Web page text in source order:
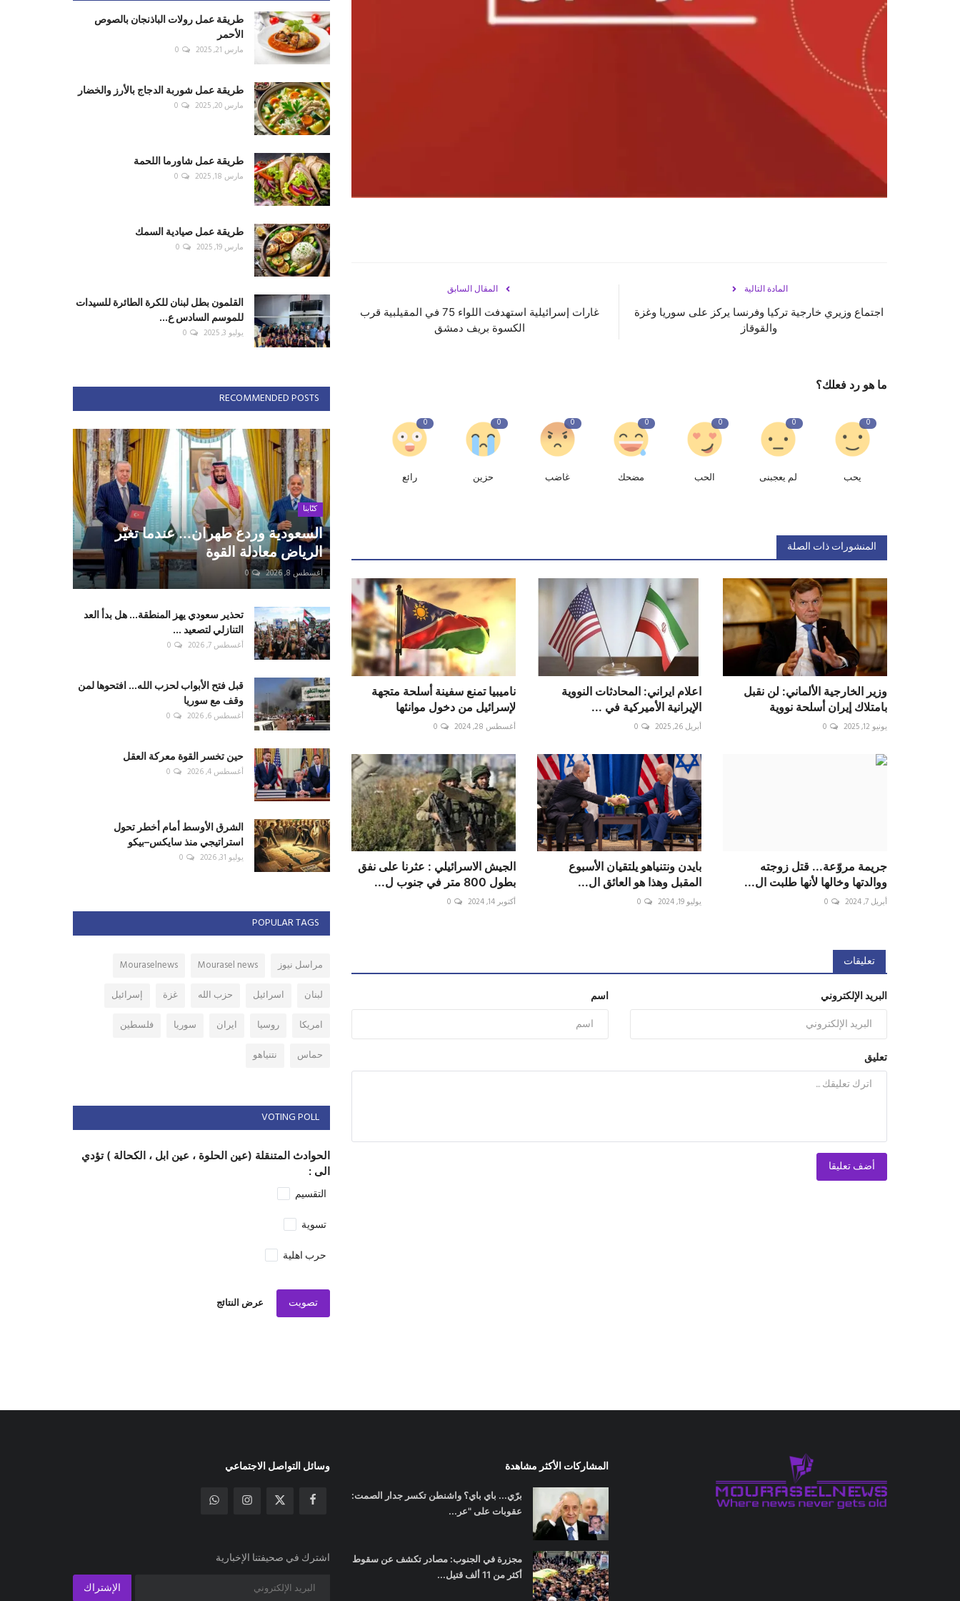
المقال السابق
غارات إسرائيلية استهدفت اللواء 75 في المقيلبية قرب
الكسوة بريف دمشق
المادة التالية
اجتماع وزيري خارجية تركيا وفرنسا يركز على سوريا وغزة
والقوقاز
ما هو رد فعلك؟
0
يحب
0
لم يعجبنى
0
الحب
0
مضحك
0
غاضب
0
حزين
0
رائع
المنشورات ذات الصلة
وزير الخارجية الألماني: لن نقبل
بامتلاك إيران أسلحة نووية
يونيو 12, 2025 0
اعلام ايراني: المحادثات النووية
الإيرانية الأميركية في ...
أبريل 26, 2025 0
ناميبيا تمنع سفينة أسلحة متجهة
لإسرائيل من دخول موانئها
أغسطس 28, 2024 0
جريمة مروّعة... قتل زوجته
ووالدتها وخالها لأنها طلبت ال...
أبريل 7, 2024 0
بايدن ونتنياهو يلتقيان الأسبوع
المقبل وهذا هو العائق ال...
يوليو 19, 2024 0
الجيش الاسرائيلي : عثرنا على نفق
بطول 800 متر في جنوب ل...
أكتوبر 14, 2024 0
تعليقات
اسم البريد الإلكتروني
تعليق
أضف تعليقا
طريقة عمل رولات الباذنجان بالصوص
الأحمر
مارس 21, 2025 0
طريقة عمل شوربة الدجاج بالأرز والخضار
مارس 20, 2025 0
طريقة عمل شاورما اللحمة
مارس 18, 2025 0
طريقة عمل صيادية السمك
مارس 19, 2025 0
القلمون بطل لبنان للكرة الطائرة للسيدات
للموسم السادس ع...
يوليو 3, 2025 0
RECOMMENDED POSTS
كتّابنا
السعودية وردع طهران... عندما تغيّر
الرياض معادلة القوة
أغسطس 8, 2026 0
تحذير سعودي يهز المنطقة... هل بدأ العد
التنازلي لتصعيد ...
أغسطس 7, 2026 0
قبل فتح الأبواب لحزب الله... افتحوها لمن
وقف مع سوريا
أغسطس 6, 2026 0
حين تخسر القوة معركة العقل
أغسطس 4, 2026 0
الشرق الأوسط أمام أخطر تحول
استراتيجي منذ سايكس–بيكو
يوليو 31, 2026 0
POPULAR TAGS
مراسل نيوز Mourasel news
Mouraselnews
لبنان
اسرائيل حزب الله غزة
إسرائيل
امريكا
روسيا ايران سوريا
فلسطين
حماس
نتنياهو
VOTING POLL
الحوادث المتنقلة (عين الحلوة ، عين ابل ، الكحالة ) تؤدي
الى :
التقسيم
تسوية
حرب اهلية
تصويت عرض النتائج
المشاركات الأكثر مشاهدة
برّي... باي باي؟ واشنطن تكسر جدار الصمت:
عقوبات على "عر...
مجزرة في الجنوب: مصادر تكشف عن سقوط
أكثر من 11 ألف قتيل...
وسائل التواصل الاجتماعي
اشترك في صحيفتنا الإخبارية
الإشتراك